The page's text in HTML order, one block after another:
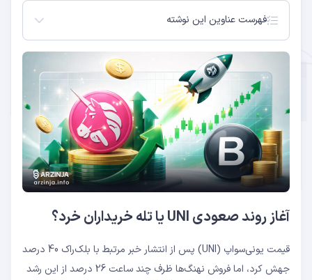
فهرست عناوین این نوشته
بریک اوت صعودی قیمت یونی‌سواپ با شتاب خریداران
خرد شکل گرفت
توزیع عرضه در اوج؛ نشانه‌های ضعف در ساختار کندل
نقش فروش نهنگ‌ها در بازگشت سریع قیمت
یونی‌سواپ
سطوح کلیدی پیش روی قیمت یونی‌سواپ پس از
اصلاح اخیر
آغاز روند صعودی UNI یا تله خریداران خرد؟
قیمت یونی‌سواپ (UNI) پس از انتشار خبر مرتبط با بلک‌راک 40 درصد
جهش کرد، اما فروش نهنگ‌ها ظرف چند ساعت 26 درصد از این رشد